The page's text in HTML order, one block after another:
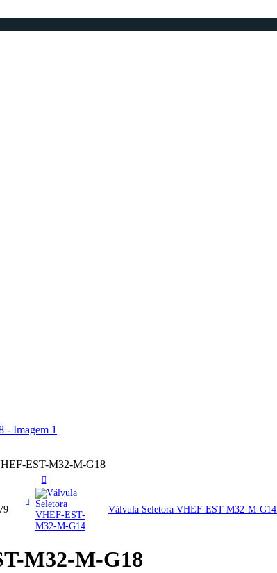
EST-M32-M-G18
Válvula Seletora VHEF-EST-M32-M-G14
M32-M-G18